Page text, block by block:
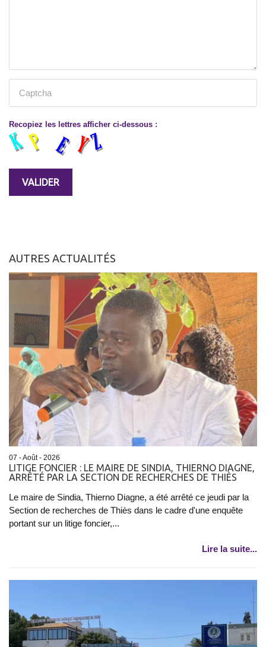
Recopiez les lettres afficher ci-dessous :
AUTRES ACTUALITÉS
07 - Août - 2026
LITIGE FONCIER : LE MAIRE DE SINDIA, THIERNO DIAGNE,
ARRÊTÉ PAR LA SECTION DE RECHERCHES DE THIÈS
Le maire de Sindia, Thierno Diagne, a été arrêté ce jeudi par la
Section de recherches de Thiès dans le cadre d'une enquête
portant sur un litige foncier,...
Lire la suite...